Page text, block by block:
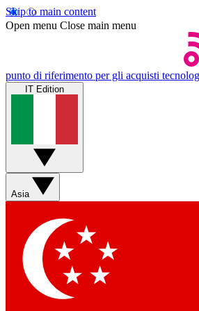
Skip to main content
Open menu Close main menu
punto di riferimento per gli acquisti
IT Edition
Asia